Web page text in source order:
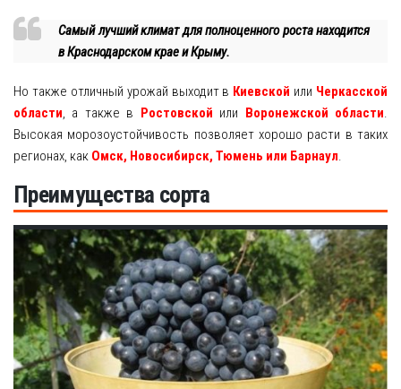
Самый лучший климат для полноценного роста находится
в Краснодарском крае и Крыму.
Но также отличный урожай выходит в Киевской или Черкасской
области , а также в Ростовской или Воронежской области
Высокая морозоустойчивость позволяет хорошо расти в таких
регионах, как Омск, Новосибирск, Тюмень или Барнаул
Преимущества сорта